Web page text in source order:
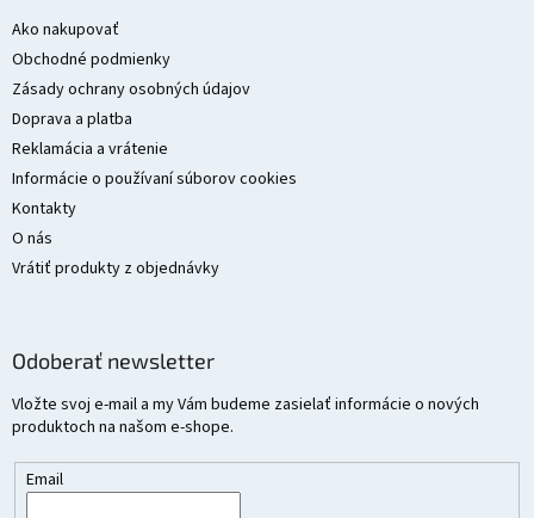
Ako nakupovať
Obchodné podmienky
Zásady ochrany osobných údajov
Doprava a platba
Reklamácia a vrátenie
Informácie o používaní súborov cookies
Kontakty
O nás
Vrátiť produkty z objednávky
Odoberať newsletter
Vložte svoj e-mail a my Vám budeme zasielať informácie o nových
produktoch na našom e-shope.
Email